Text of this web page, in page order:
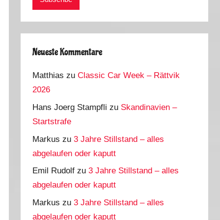
Neueste Kommentare
Matthias zuClassic Car Week – Rättvik
2026
Hans Joerg Stampfli zu Skandinavien –
Startstrafe
Markus zu3 Jahre Stillstand – alles
abgelaufen oder kaputt
Emil Rudolf zu3 Jahre Stillstand – alles
abgelaufen oder kaputt
Markus zu3 Jahre Stillstand – alles
abgelaufen oder kaputt